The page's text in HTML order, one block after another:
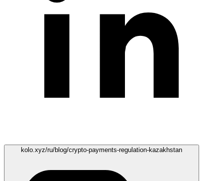
kolo.xyz/ru/blog/crypto-payments-regulation-kazakhstan